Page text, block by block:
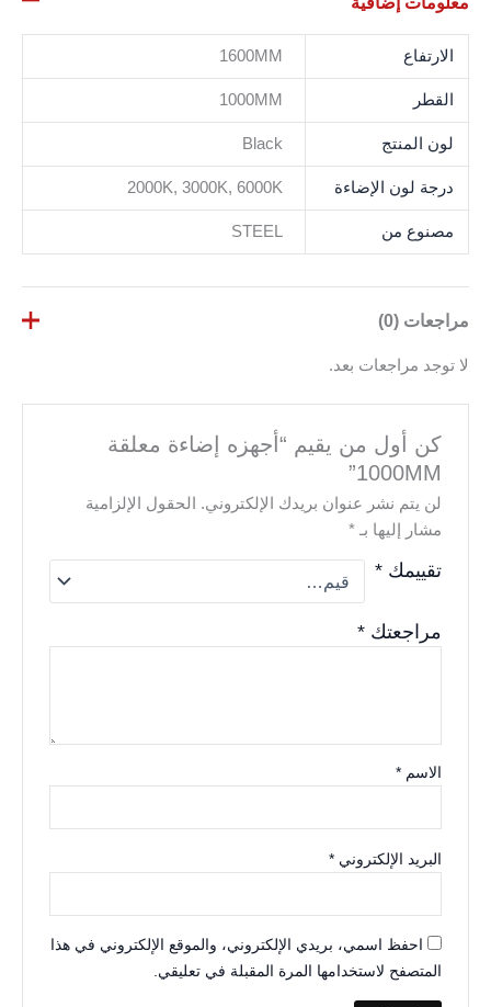
الارتفاع 1600MM
القطر 1000MM
لون المنتج Black
درجة لون الإضاءة 2000K, 3000K, 6000K
مصنوع من STEEL
مراجعات (0)
لا توجد مراجعات بعد.
كن أول من يقيم “أجهزه إضاءة معلقة
1000MM”
لن يتم نشر عنوان بريدك الإلكتروني.
الحقول الإلزامية
مشار إليها بـ*
تقييمك*
مراجعتك*
الاسم*
البريد الإلكتروني*
احفظ اسمي، بريدي الإلكتروني، والموقع الإلكتروني في هذا
المتصفح لاستخدامها المرة المقبلة في تعليقي.